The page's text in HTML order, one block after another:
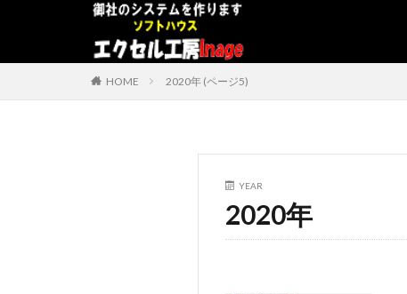
HOME 2020年 (ページ5)
YEAR
2020年
カテゴリー
#adrenaline